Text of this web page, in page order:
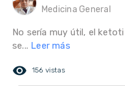
Medicina General
No sería muy útil, el
se... Leer más
remove_red_eye 156 vistas